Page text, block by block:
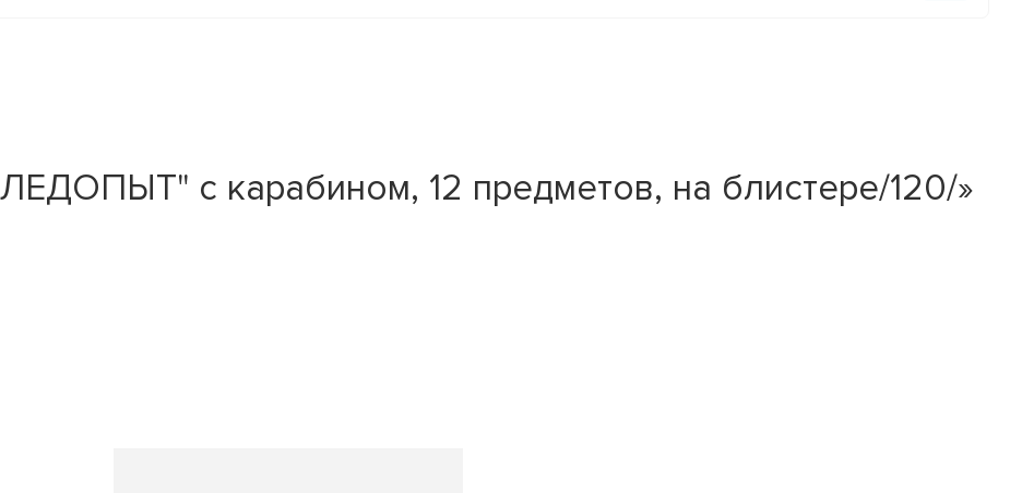
с карабином, 12 предметов, на блистере/120/»